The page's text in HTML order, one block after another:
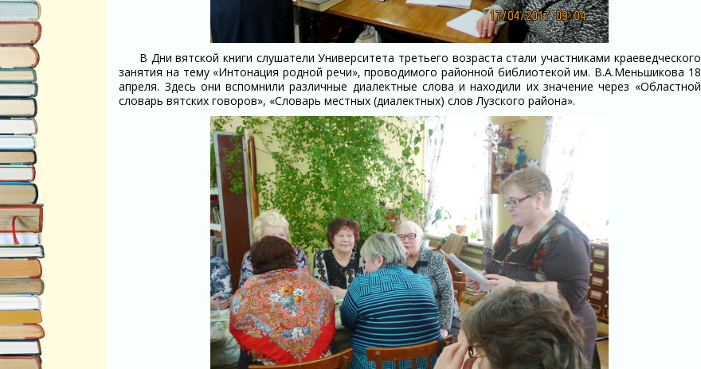
В Дни вятской книги слушатели Университета третьего возраста стали участниками краеведческого
занятия на тему «Интонация родной речи», проводимого районной библиотекой им. В.А.Меньшикова 18
апреля. Здесь они вспомнили различные диалектные слова и находили их значение через «Областной
словарь вятских говоров», «Словарь местных (диалектных) слов Лузского района».